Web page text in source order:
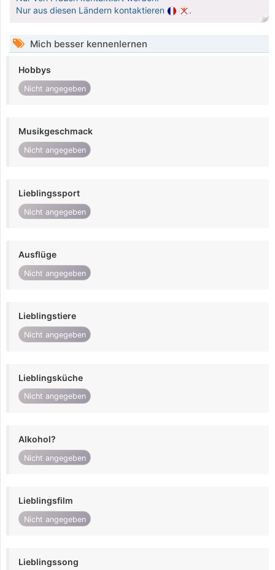
Nur aus diesen Ländern kontaktieren
.
Mich besser kennenlernen
Hobbys
Nicht angegeben
Musikgeschmack
Nicht angegeben
Lieblingssport
Nicht angegeben
Ausflüge
Nicht angegeben
Lieblingstiere
Nicht angegeben
Lieblingsküche
Nicht angegeben
Alkohol?
Nicht angegeben
Lieblingsfilm
Nicht angegeben
Lieblingssong